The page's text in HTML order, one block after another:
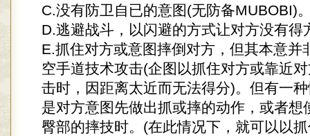
C.没有防卫自已的意图(无防备MUBOBI)
D.逃避战斗，以闪避的方式让对方没有得
E.抓住对方或意图摔倒对方，但其本意并
空手道技术攻击(企图以抓住对方或靠近
击时，因距离太近而无法得分)。但有一
是对方意图先做出抓或摔的动作，或者想
臀部的摔技时。(在此情况下，就可以以